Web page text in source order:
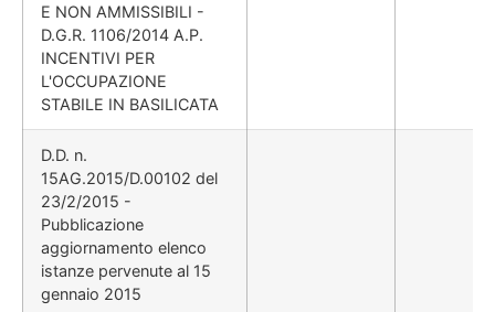
E NON AMMISSIBILI -
D.G.R. 1106/2014 A.P.
INCENTIVI PER
L'OCCUPAZIONE
STABILE IN BASILICATA
D.D. n.
15AG.2015/D.00102 del
23/2/2015 -
Pubblicazione
aggiornamento elenco
istanze pervenute al 15
gennaio 2015